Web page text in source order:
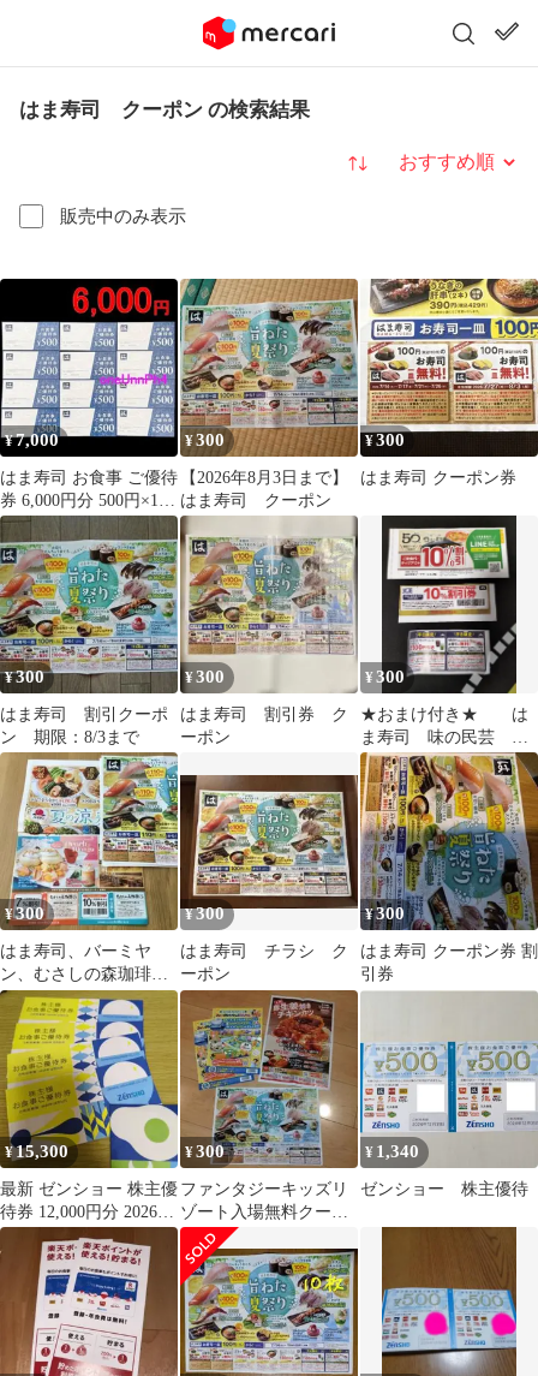
はま寿司 クーポン の検索結果
販売中のみ表示
並び替え
¥7,000
はま寿司 お食事 ご優待
券 6,000円分 500円×12
枚 食事券 寿司
¥300
【2026年8月3日まで】
はま寿司 クーポン
¥300
はま寿司 クーポン券
¥300
はま寿司 割引クーポ
ン 期限：8/3まで
¥300
はま寿司 割引券 ク
ーポン
¥300
★おまけ付き★ は
ま寿司 味の民芸 藍
屋 割引券セット ①
¥300
はま寿司、バーミヤ
ン、むさしの森珈琲
割引券
¥300
はま寿司 チラシ ク
ーポン
¥300
はま寿司 クーポン券 割
引券
¥15,300
最新 ゼンショー 株主優
待券 12,000円分 2026年
12月末まで
¥300
ファンタジーキッズリ
ゾート入場無料クーポ
ン大人2名様 かつや は
ま寿司 クーポン
¥ 1,340
ゼンショー 株主優待